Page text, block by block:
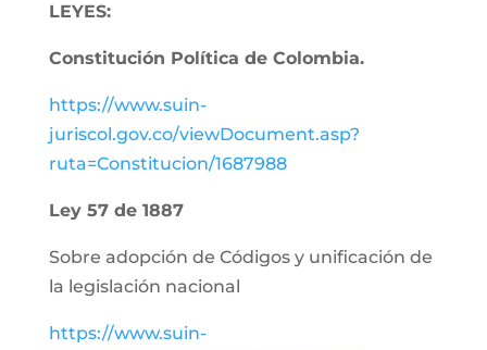
LEYES:
Constitución Política de Colombia.
https://www.suin-
juriscol.gov.co/viewDocument.asp?
ruta=Constitucion/1687988
Ley 57 de 1887
Sobre adopción de Códigos y unificación de
la legislación nacional
https://www.suin-